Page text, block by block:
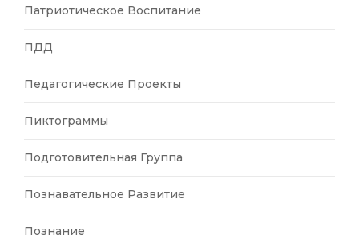
Патриотическое Воспитание
ПДД
Педагогические Проекты
Пиктограммы
Подготовительная Группа
Познавательное Развитие
Познание